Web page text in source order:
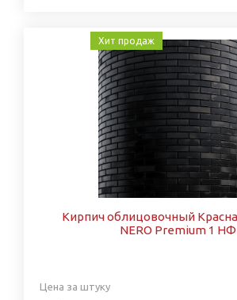
Хит продаж
Кирпич облицовочный
NERO Premium 1 НФ
Цена за штуку